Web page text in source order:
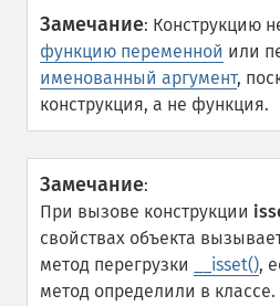
Замечание: Конструкцию
функцию переменной или
именованный аргумент,
конструкция, а не функция.
Замечание:
При вызове конструкции
свойствах объекта
метод перегрузки
__isset(),
метод определили в классе.